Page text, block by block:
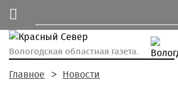
Вологодская областная газета.
Главное Новости